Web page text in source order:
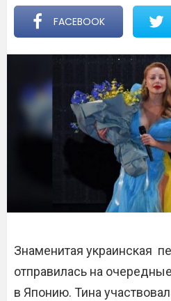
FACEBOOK
Знаменитая украинская
отправилась на очередные
в Японию. Тина